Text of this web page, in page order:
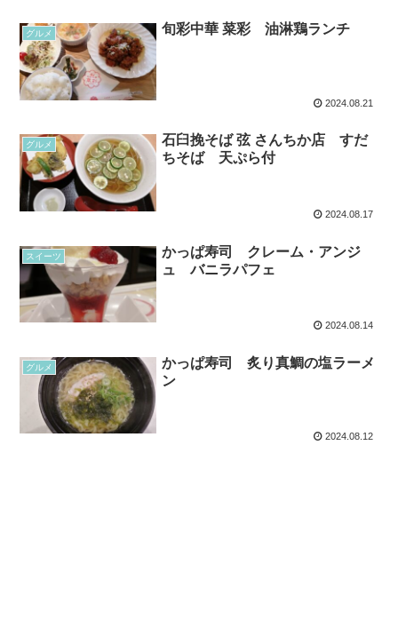
グルメ 旬彩中華 菜彩 油淋鶏ランチ
2024.08.21
グルメ
石臼挽そば 弦 さんちか店 すだ
ちそば 天ぷら付
2024.08.17
スイーツ
かっぱ寿司 クレーム・アンジ
ュ バニラパフェ
2024.08.14
グルメ
かっぱ寿司 炙り真鯛の塩ラーメ
ン
2024.08.12